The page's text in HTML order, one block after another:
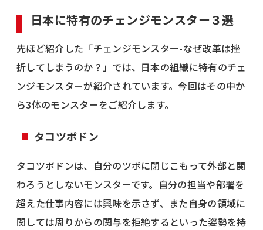
日本に特有のチェンジモンスター３選
先ほど紹介した「チェンジモンスター-なぜ改革は挫
折してしまうのか？」では、日本の組織に特有のチェ
ンジモンスターが紹介されています。今回はその中か
ら3体のモンスターをご紹介します。
タコツボドン
タコツボドンは、自分のツボに閉じこもって外部と関
わろうとしないモンスターです。自分の担当や部署を
超えた仕事内容には興味を示さず、また自身の領域に
関しては周りからの関与を拒絶するといった姿勢を持